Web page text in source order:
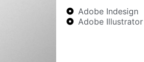
Adobe Indesign
Adobe Illustrator